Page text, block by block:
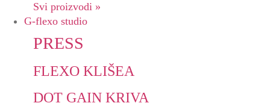
Svi proizvodi »
G-flexo studio
PRESS
FLEXO KLIŠEA
DOT GAIN KRIVA